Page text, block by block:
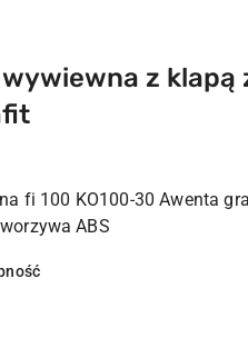
wywiewna z
fi 100 KO100-30 Awenta
ABS